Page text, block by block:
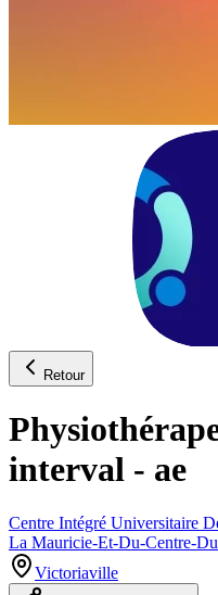
Retour
interval - ae
Centre Intégré Universitaire
La Mauricie-Et-Du-Centre-
Victoriaville